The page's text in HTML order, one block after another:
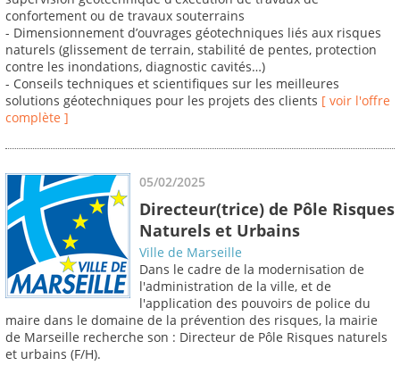
confortement ou de travaux souterrains
- Dimensionnement d’ouvrages géotechniques liés aux risques
naturels (glissement de terrain, stabilité de pentes, protection
contre les inondations, diagnostic cavités…)
- Conseils techniques et scientifiques sur les meilleures
solutions géotechniques pour les projets des clients [ voir l'offre
complète ]
05/02/2025
Directeur(trice) de Pôle Risques
Naturels et Urbains
Ville de Marseille
Dans le cadre de la modernisation de
l'administration de la ville, et de
l'application des pouvoirs de police du
maire dans le domaine de la prévention des risques, la mairie
de Marseille recherche son : Directeur de Pôle Risques naturels
et urbains (F/H).